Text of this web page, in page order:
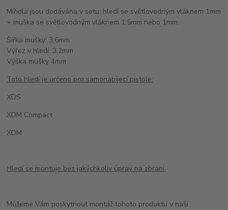
Mířidla jsou dodávána v setu: hledí se světlovodným vláknem 1mm
+ muška se světlovodným vláknem 1,5mm nebo 1mm.
Šířka mušky: 3,6mm
Výřez v hledí: 3,2mm
Výška mušky 4mm
Toto hledí je určeno pro samonabíjecí pistole:
XDS
XDM Compact
XDM
Hledí se montuje bez jakýchkoliv úprav na zbrani.
Můžeme Vám poskytnout montáž tohoto produktu v naší